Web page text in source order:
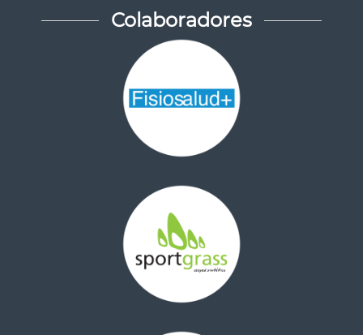
Colaboradores